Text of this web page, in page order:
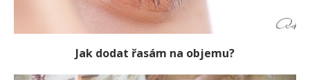
Jak dodat řasám na objemu?